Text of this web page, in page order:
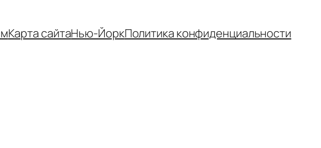
Карта сайтаНью-ЙоркПолитика конфиденциальности